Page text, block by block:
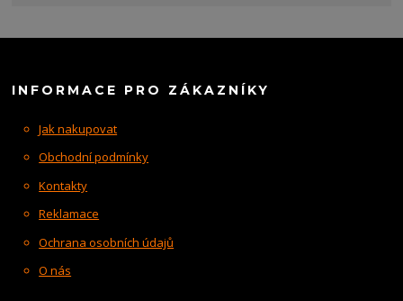
INFORMACE PRO ZÁKAZNÍKY
Jak nakupovat
Obchodní podmínky
Kontakty
Reklamace
Ochrana osobních údajů
O nás